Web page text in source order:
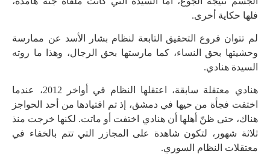
فلها حكاية أخرى.
لم تتوان فروع التحقيق التابعة لنظام بشار الأسد عن ممارسة
وحشيتها بحق النساء، كما مارستها بحق الرجال، وهذا ما روته
السيدة هنادي.
هنادي معتقلة سابقة، اعتقلها النظام في أواخر 2012، عندما
اختفت فجأة من حيها في دمشق، إذ تم اقتيادها من أحد الحواجز
هناك، حتى ظنّ أهلها أن هنادي اختفت أو ماتت. لكنها خرجت منذ
ثلاثة شهور، لتكون شاهدة على المجازر التي تتم بالخفاء في
معتقلات النظام السوري.